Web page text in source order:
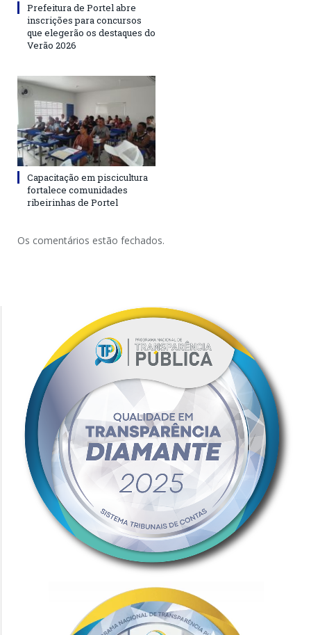
Prefeitura de Portel abre
inscrições para concursos
que elegerão os destaques do
Verão 2026
Capacitação em piscicultura
fortalece comunidades
ribeirinhas de Portel
Os comentários estão fechados.